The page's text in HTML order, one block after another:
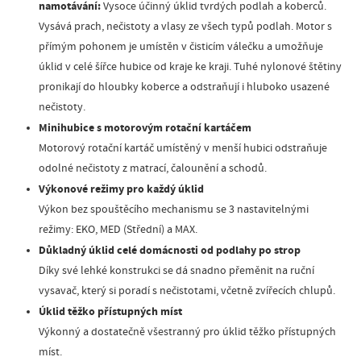
namotávání:Vysoce účinný úklid tvrdých podlah a koberců.
Vysává prach, nečistoty a vlasy ze všech typů podlah. Motor s
přímým pohonem je umístěn v čisticím válečku a umožňuje
úklid v celé šířce hubice od kraje ke kraji. Tuhé nylonové štětiny
pronikají do hloubky koberce a odstraňují i hluboko usazené
nečistoty.
Minihubice s motorovým rotační kartáčem
Motorový rotační kartáč umístěný v menší hubici odstraňuje
odolné nečistoty z matrací, čalounění a schodů.
Výkonové režimy pro každý úklid
Výkon bez spouštěcího mechanismu se 3 nastavitelnými
režimy: EKO, MED (Střední) a MAX.
Důkladný úklid celé domácnosti od podlahy po strop
Díky své lehké konstrukci se dá snadno přeměnit na ruční
vysavač, který si poradí s nečistotami, včetně zvířecích chlupů.
Úklid těžko přístupných míst
Výkonný a dostatečně všestranný pro úklid těžko přístupných
míst.